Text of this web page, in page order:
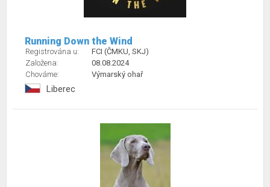
Running Down the Wind
Registrována u:
FCI (ČMKU, SKJ)
Založena:
08.08.2024
Chováme:
Výmarský ohař
Liberec